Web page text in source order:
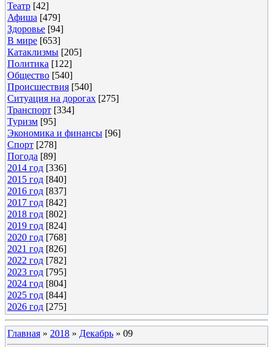
Театр [42]
Афиша [479]
Здоровье [94]
В мире [653]
Катаклизмы [205]
Политика [122]
Общество [540]
Происшествия [540]
Ситуация на дорогах [275]
Транспорт [334]
Туризм [95]
Экономика и финансы [96]
Спорт [278]
Погода [89]
2014 год [336]
2015 год [840]
2016 год [837]
2017 год [842]
2018 год [802]
2019 год [824]
2020 год [768]
2021 год [826]
2022 год [782]
2023 год [795]
2024 год [804]
2025 год [844]
2026 год [275]
Главная » 2018 » Декабрь » 09